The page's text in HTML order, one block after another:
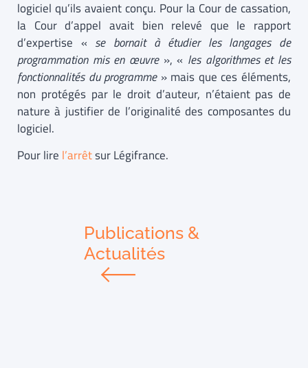
logiciel qu’ils avaient conçu. Pour la Cour de cassation,
la Cour d’appel avait bien relevé que le rapport
d’expertise « se bornait à étudier les langages de
programmation mis en œuvre», « les algorithmes et les
fonctionnalités du programme» mais que ces éléments,
non protégés par le droit d’auteur, n’étaient pas de
nature à justifier de l’originalité des composantes du
logiciel.
Pour lire l’arrêtsur Légifrance.
Publications &
Actualités